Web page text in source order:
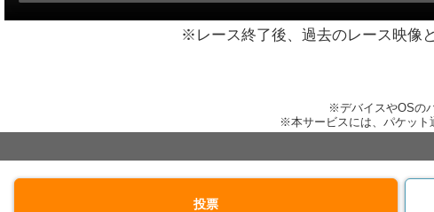
※レース終了後、過去のレース映像
※デバイスやOSの
※本サービスには、パケット
投票